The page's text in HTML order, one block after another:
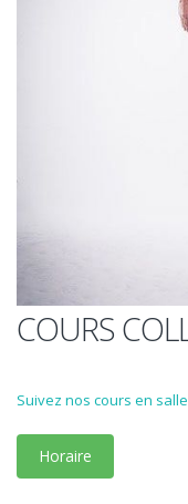
COURS
Suivez nos cours en
Horaire